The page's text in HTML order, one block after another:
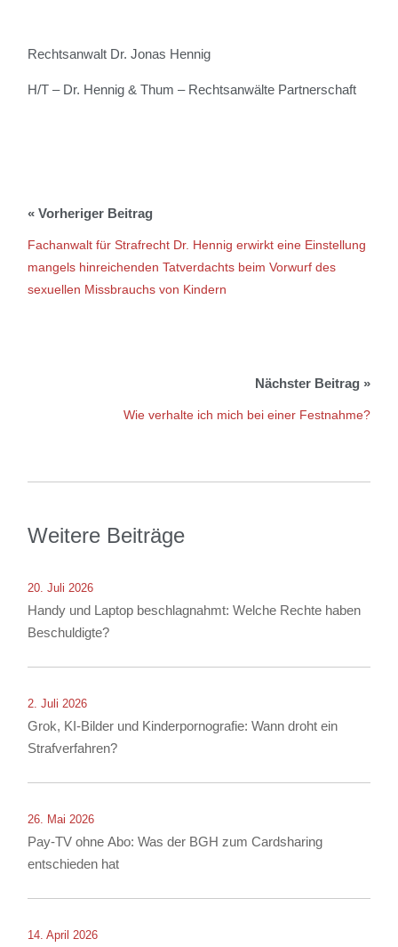
Rechtsanwalt Dr. Jonas Hennig
H/T – Dr. Hennig & Thum – Rechtsanwälte Partnerschaft
Fachanwalt für Strafrecht Dr. Hennig erwirkt eine Einstellung
mangels hinreichenden Tatverdachts beim Vorwurf des
sexuellen Missbrauchs von Kindern
Wie verhalte ich mich bei einer Festnahme?
Weitere Beiträge
20. Juli 2026
Handy und Laptop beschlagnahmt: Welche Rechte haben
Beschuldigte?
2. Juli 2026
Grok, KI-Bilder und Kinderpornografie: Wann droht ein
Strafverfahren?
26. Mai 2026
Pay-TV ohne Abo: Was der BGH zum Cardsharing
entschieden hat
14. April 2026